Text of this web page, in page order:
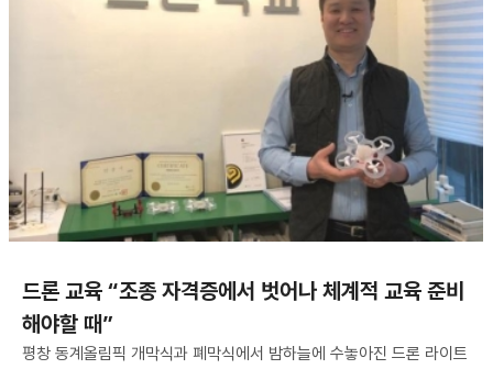
드론 교육 “조종 자격증에서 벗어나 체계적 교육 준비
해야할 때”
평창 동계올림픽 개막식과 폐막식에서 밤하늘에 수놓아진 드론 라이트